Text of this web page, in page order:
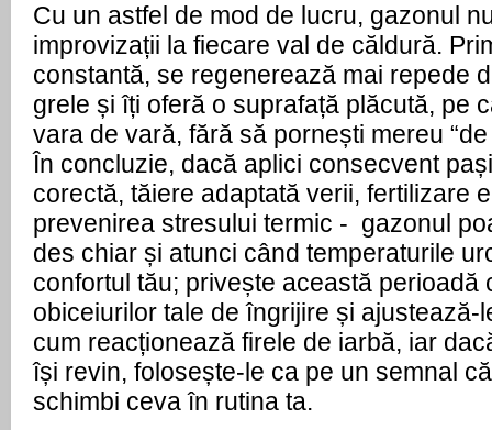
Cu un astfel de mod de lucru, gazonul
improvizații la fiecare val de căldură.
constantă, se regenerează mai repede
grele și îți oferă o suprafață plăcută, pe
vara de vară, fără să pornești mereu “de
În concluzie, dacă aplici consecvent
corectă, tăiere adaptată verii, fertilizare
prevenirea stresului termic -  gazonul
des chiar și atunci când temperaturile
confortul tău; privește această perioadă
obiceiurilor tale de îngrijire și ajustează-
cum reacționează firele de iarbă, iar
își revin, folosește-le ca pe un semnal
schimbi ceva în rutina ta.